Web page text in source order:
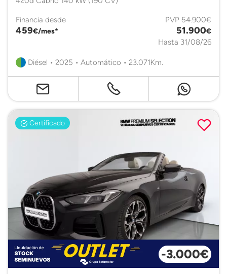
Financia desde
459€/mes*
PVP 54.900€
51.900€
Hasta 31/08/26
Diésel • 2025 • Automático • 23.071Km.
Certificado
-3.000€